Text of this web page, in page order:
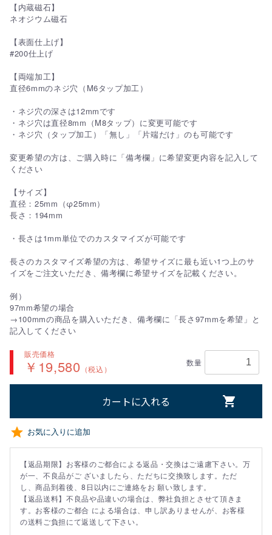
【内蔵磁石】
ネオジウム磁石
【表面仕上げ】
#200仕上げ
【両端加工】
直径6mmのネジ穴（M6タップ加工）
・ネジ穴の深さは12mmです
・ネジ穴は直径8mm（M8タップ）に変更可能です
・ネジ穴（タップ加工）「無し」「片端だけ」のも可能です
変更希望の方は、ご購入時に「備考欄」に希望変更内容を記入して
ください
【サイズ】
直径：25mm（φ25mm）
長さ：194mm
・長さは1mm単位でのカスタマイズが可能です
長さのカスタマイズ希望の方は、希望サイズに最も近い1つ上のサ
イズをご注文いただき、備考欄に希望サイズを記載ください。
例）
97mm希望の場合
→100mmの商品を購入いただき、備考欄に「長さ97mmを希望」と
記入してください
販売価格
￥19,580 （税込）
数量
カートに入れる
お気に入りに追加
【返品期限】お客様のご都合による返品・交換はご遠慮下さい。万
が一、不良品がご ざいましたら、ただちに交換致します。ただ
し、商品到着後、8日以内にご連絡をお 願い致します。
【返品送料】不良品や品違いの場合は、弊社負担とさせて頂きま
す。お客様のご都合 による場合は、申し訳ありませんが、お客様
の送料ご負担にて返送して下さい。